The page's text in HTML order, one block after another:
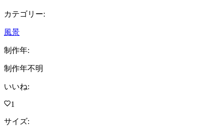
カテゴリー:
風景
制作年:
制作年不明
いいね:
1
サイズ: